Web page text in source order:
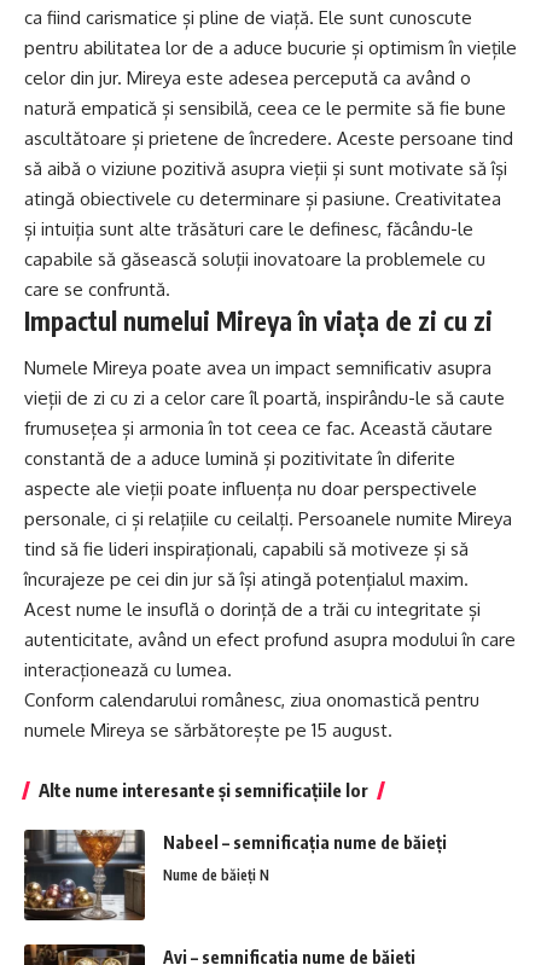
ca fiind carismatice și pline de viață. Ele sunt cunoscute
pentru abilitatea lor de a aduce bucurie și optimism în viețile
celor din jur. Mireya este adesea percepută ca având o
natură empatică și sensibilă, ceea ce le permite să fie bune
ascultătoare și prietene de încredere. Aceste persoane tind
să aibă o viziune pozitivă asupra vieții și sunt motivate să își
atingă obiectivele cu determinare și pasiune. Creativitatea
și intuiția sunt alte trăsături care le definesc, făcându-le
capabile să găsească soluții inovatoare la problemele cu
care se confruntă.
Impactul numelui Mireya în viața de zi cu zi
Numele Mireya poate avea un impact semnificativ asupra
vieții de zi cu zi a celor care îl poartă, inspirându-le să caute
frumusețea și armonia în tot ceea ce fac. Această căutare
constantă de a aduce lumină și pozitivitate în diferite
aspecte ale vieții poate influența nu doar perspectivele
personale, ci și relațiile cu ceilalți. Persoanele numite Mireya
tind să fie lideri inspiraționali, capabili să motiveze și să
încurajeze pe cei din jur să își atingă potențialulmaxim.
Acest nume le insuflă o dorință de a trăi cu integritate și
autenticitate, având un efect profund asupra modului în care
interacționează cu lumea.
Conform calendarului românesc, ziua onomastică pentru
numele Mireya se sărbătorește pe 15 august.
Alte nume interesante și semnificațiile lor
Nabeel – semnificația nume de băieți
Nume de băieți N
Avi – semnificația nume de băieți